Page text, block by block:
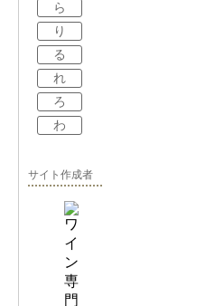
ら
り
る
れ
ろ
わ
サイト作成者